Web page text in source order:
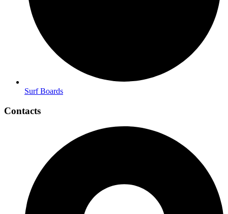
Surf Boards
Contacts